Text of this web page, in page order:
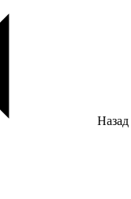
Назад